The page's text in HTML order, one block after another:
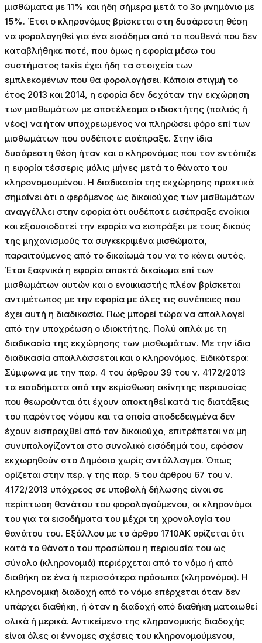
μισθώματα με 11% και ήδη σήμερα μετά το 3ο μνημόνιο με
15%. Έτσι ο κληρονόμος βρίσκεται στη δυσάρεστη θέση
να φορολογηθεί για ένα εισόδημα από το πουθενά που δεν
καταβλήθηκε ποτέ, που όμως η εφορία μέσω του
συστήματος taxis έχει ήδη τα στοιχεία των
εμπλεκομένων που θα φορολογήσει. Κάποια στιγμή το
έτος 2013 και 2014, η εφορία δεν δεχόταν την εκχώρηση
των μισθωμάτων με αποτέλεσμα ο ιδιοκτήτης (παλιός ή
νέος) να ήταν υποχρεωμένος να πληρώσει φόρο επί των
μισθωμάτων που ουδέποτε εισέπραξε. Στην ίδια
δυσάρεστη θέση ήταν και ο κληρονόμος που τον εντόπιζε
η εφορία τέσσερις μόλις μήνες μετά το θάνατο του
κληρονομουμένου. Η διαδικασία της εκχώρησης πρακτικά
σημαίνει ότι ο φερόμενος ως δικαιούχος των μισθωμάτων
αναγγέλλει στην εφορία ότι ουδέποτε εισέπραξε ενοίκια
και εξουσιοδοτεί την εφορία να εισπράξει με τους δικούς
της μηχανισμούς τα συγκεκριμένα μισθώματα,
παραιτούμενος από το δικαίωμά του να το κάνει αυτός.
Έτσι ξαφνικά η εφορία αποκτά δικαίωμα επί των
μισθωμάτων αυτών και ο ενοικιαστής πλέον βρίσκεται
αντιμέτωπος με την εφορία με όλες τις συνέπειες που
έχει αυτή η διαδικασία. Πως μπορεί τώρα να απαλλαγεί
από την υποχρέωση ο ιδιοκτήτης. Πολύ απλά με τη
διαδικασία της εκχώρησης των μισθωμάτων. Με την ίδια
διαδικασία απαλλάσσεται και ο κληρονόμος. Ειδικότερα:
Σύμφωνα με την παρ. 4 του άρθρου 39 του ν. 4172/2013
τα εισοδήματα από την εκμίσθωση ακίνητης περιουσίας
που θεωρούνται ότι έχουν αποκτηθεί κατά τις διατάξεις
του παρόντος νόμου και τα οποία αποδεδειγμένα δεν
έχουν εισπραχθεί από τον δικαιούχο, επιτρέπεται να μη
συνυπολογίζονται στο συνολικό εισόδημά του, εφόσον
εκχωρηθούν στο Δημόσιο χωρίς αντάλλαγμα. Όπως
ορίζεται στην περ. γ της παρ. 5 του άρθρου 67 του ν.
4172/2013 υπόχρεος σε υποβολή δήλωσης είναι σε
περίπτωση θανάτου του φορολογούμενου, οι κληρονόμοι
του για τα εισοδήματα του μέχρι τη χρονολογία του
θανάτου του. Εξάλλου με το άρθρο 1710ΑΚ ορίζεται ότι
κατά το θάνατο του προσώπου η περιουσία του ως
σύνολο (κληρονομιά) περιέρχεται από το νόμο ή από
διαθήκη σε ένα ή περισσότερα πρόσωπα (κληρονόμοι). Η
κληρονομική διαδοχή από το νόμο επέρχεται όταν δεν
υπάρχει διαθήκη, ή όταν η διαδοχή από διαθήκη ματαιωθεί
ολικά ή μερικά. Αντικείμενο της κληρονομικής διαδοχής
είναι όλες οι έννομες σχέσεις του κληρονομούμενου,